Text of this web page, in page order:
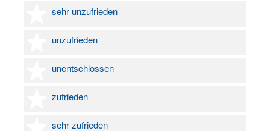
sehr unzufrieden
1 Stern
unzufrieden
2 Sterne
unentschlossen
3 Sterne
zufrieden
4 Sterne
sehr zufrieden